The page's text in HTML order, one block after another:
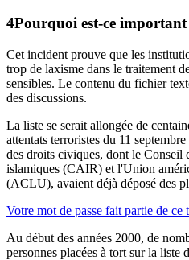
Pourquoi est-ce
Cet incident prouve que les
trop de laxisme dans le traitement
sensibles. Le contenu du fichier
des discussions.
La liste se serait allongée de
attentats terroristes du 11
des droits civiques, dont le Conseil
islamiques (CAIR) et l'Union
(ACLU), avaient déjà déposé des
Votre mot de passe fait partie de ce
Au début des années 2000, de
personnes placées à tort sur la liste